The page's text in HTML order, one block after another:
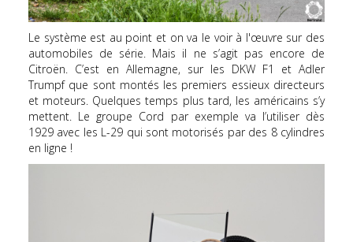
Le système est au point et on va le voir à l'œuvre sur des
automobiles de série. Mais il ne s’agit pas encore de
Citroën. C’est en Allemagne, sur les DKW F1 et Adler
Trumpf que sont montés les premiers essieux directeurs
et moteurs. Quelques temps plus tard, les américains s’y
mettent. Le groupe Cord par exemple va l’utiliser dès
1929 avec les L-29 qui sont motorisés par des 8 cylindres
en ligne !